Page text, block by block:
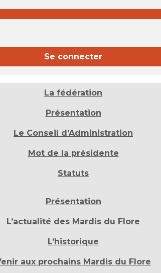
Se connecter
La fédération
Présentation
Le Conseil d’Administration
Mot de la présidente
Statuts
Présentation
L’actualité des Mardis du Flore
L’historique
aux prochains Mardis du Flore